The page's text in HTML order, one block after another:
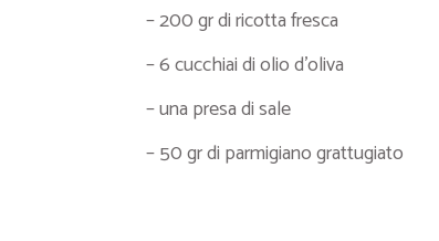
– 200 gr di ricotta fresca
– 6 cucchiai di olio d’oliva
– una presa di sale
– 50 gr di parmigiano grattugiato